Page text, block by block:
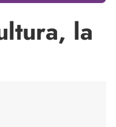
la